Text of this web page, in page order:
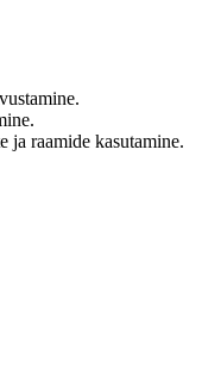
raamide kasutamine.